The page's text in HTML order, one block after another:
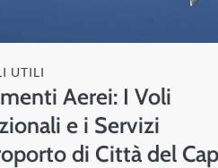
UTILI
Aerei: I Voli
e i Servizi
di Città del